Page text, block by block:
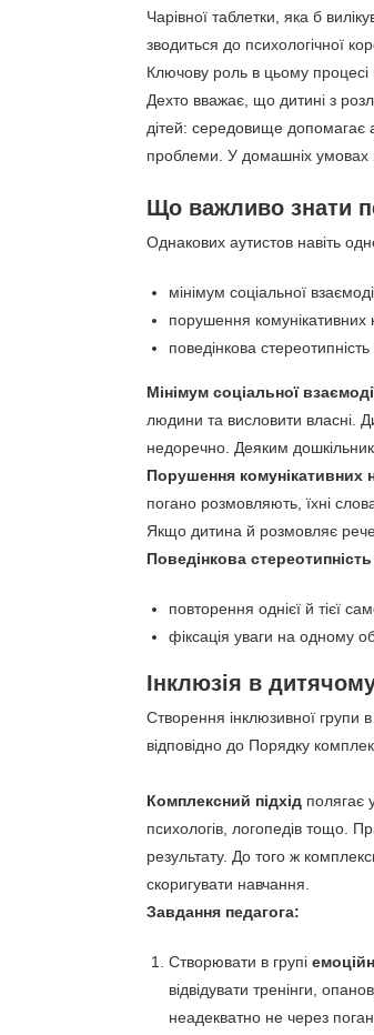
Чарівної таблетки, яка б
зводиться до психологічної
Ключову роль в цьому процесі
Дехто вважає, що дитині з
дітей: середовище допомагає
проблеми. У домашніх
Що важливо знати
Однакових аутистов навіть
мінімум соціальної
порушення комунікативних
поведінкова стереотипність
Мінімум соціальної
людини та висловити власні.
недоречно. Деяким
Порушення комунікативних
погано розмовляють, їхні
Якщо дитина й розмовляє
Поведінкова
повторення однієї й тієї
фіксація уваги на одному
Інклюзія в
Створення інклюзивної групи
відповідно до Порядку
Комплексний підхід полягає
психологів, логопедів тощо.
результату. До того ж
скоригувати навчання.
Завдання педагога:
Створювати в групі
відвідувати тренінги,
неадекватно не через